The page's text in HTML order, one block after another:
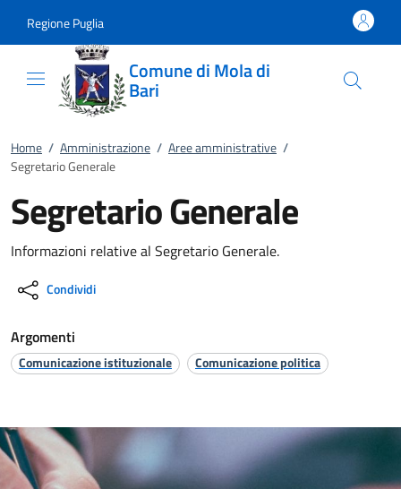
Regione Puglia
Comune di Mola di
Bari
Home / Amministrazione / Aree amministrative /
Segretario Generale
Segretario Generale
Informazioni relative al Segretario Generale.
Condividi
Argomenti
Comunicazione istituzionale Comunicazione politica